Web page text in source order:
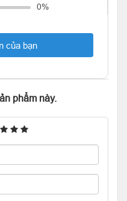
0%
của bạn
phẩm này.